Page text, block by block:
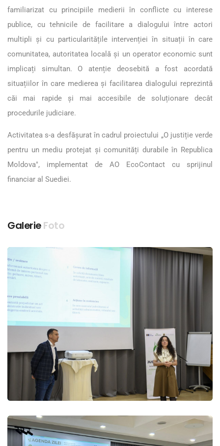
familiarizat cu principiile medierii în conflicte cu interese
publice, cu tehnicile de facilitare a dialogului între actori
multipli și cu particularitățile intervenției în situații în care
comunitatea, autoritatea locală și un operator economic sunt
implicați simultan. O atenție deosebită a fost acordată
situațiilor în care medierea și facilitarea dialogului reprezintă
căi mai rapide și mai accesibile de soluționare decât
procedurile judiciare.
Activitatea s-a desfășurat în cadrul proiectului „O justiție verde
pentru un mediu protejat și comunități durabile în Republica
Moldova", implementat de AO EcoContact cu sprijinul
financiar al Suediei.
GalerieFoto